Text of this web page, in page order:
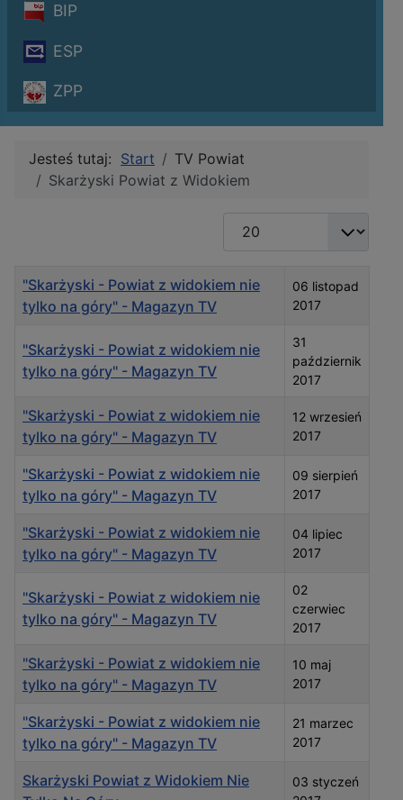
BIP
ESP
ZPP
Jesteś tutaj: Start
TV Powiat
Skarżyski Powiat z Widokiem
Pokaż #
Tytuł Data publikacji
"Skarżyski - Powiat z widokiem nie
tylko na góry" - Magazyn TV
06 listopad
2017
"Skarżyski - Powiat z widokiem nie
tylko na góry" - Magazyn TV
31
październik
2017
"Skarżyski - Powiat z widokiem nie
tylko na góry" - Magazyn TV
12 wrzesień
2017
"Skarżyski - Powiat z widokiem nie
tylko na góry" - Magazyn TV
09 sierpień
2017
"Skarżyski - Powiat z widokiem nie
tylko na góry" - Magazyn TV
04 lipiec
2017
"Skarżyski - Powiat z widokiem nie
tylko na góry" - Magazyn TV
02
czerwiec
2017
"Skarżyski - Powiat z widokiem nie
tylko na góry" - Magazyn TV
10 maj
2017
"Skarżyski - Powiat z widokiem nie
tylko na góry" - Magazyn TV
21 marzec
2017
Skarżyski Powiat z Widokiem Nie
03 styczeń